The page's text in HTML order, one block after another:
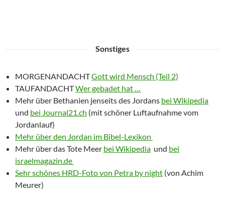
Sonstiges
MORGENANDACHTGott wird Mensch (Teil 2)
TAUFANDACHTWer gebadet hat …
Mehr über Bethanien jenseits des Jordans bei Wikipedia
und bei Journal21.ch (mit schöner Luftaufnahme vom
Jordanlauf)
Mehr über den Jordan im Bibel-Lexikon
Mehr über das Tote Meer bei Wikipedia und bei
israelmagazin.de
Sehr schönes HRD-Foto von Petra by night (von Achim
Meurer)